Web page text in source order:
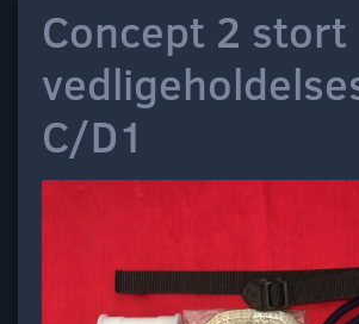
Concept 2 stort
C/D1